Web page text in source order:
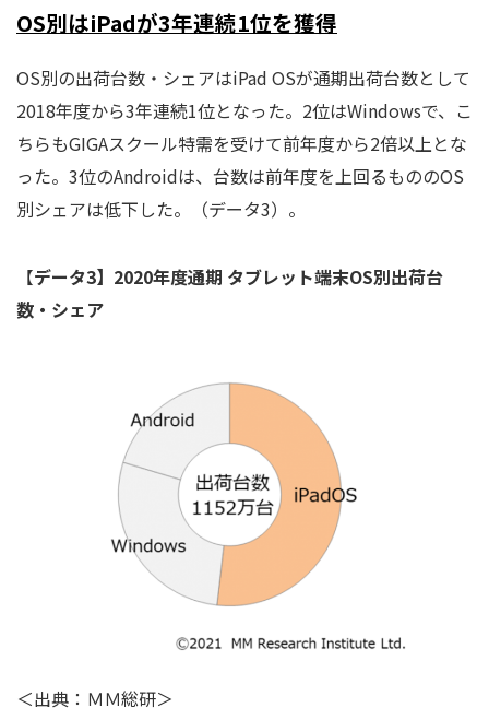
OS別はiPadが3年連続1位を獲得
OS別の出荷台数・シェアはiPad OSが通期出荷台数として
2018年度から3年連続1位となった。2位はWindowsで、こ
ちらもGIGAスクール特需を受けて前年度から2倍以上とな
った。3位のAndroidは、台数は前年度を上回るもののOS
別シェアは低下した。（データ3）。
【データ3】2020年度通期 タブレット端末OS別出荷台
数・シェア
＜出典：ＭＭ総研＞